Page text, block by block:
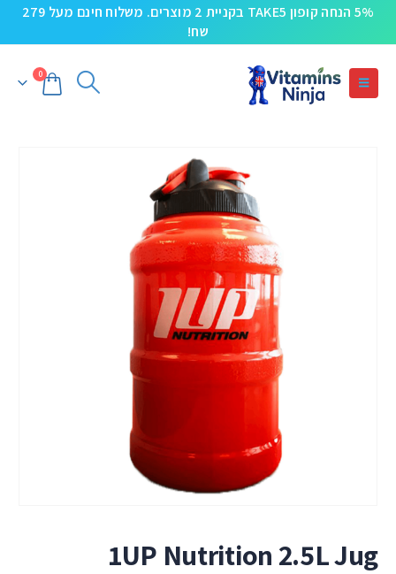
5% הנחה קופון TAKE5 בקניית 2 מוצרים. משלוח חינם מעל 279
שח!
0
1UP Nutrition 2.5L Jug